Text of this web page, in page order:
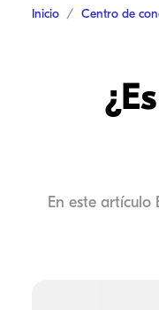
Inicio Centro de
En este